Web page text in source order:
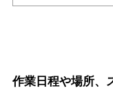
作業日程や場所、